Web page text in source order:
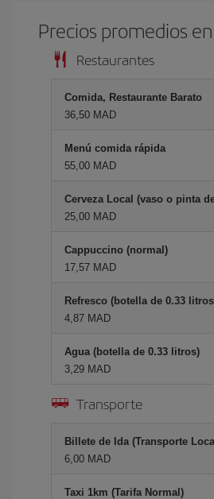
Precios promedios
Restaurantes
Comida, Restaurante Barato
36,50 MAD
Menú comida rápida
55,00 MAD
Cerveza Local (vaso o pinta
25,00 MAD
Cappuccino (normal)
17,57 MAD
Refresco (botella de 0.33
4,87 MAD
Agua (botella de 0.33 litros)
3,29 MAD
Transporte
Billete de Ida (Transporte
6,00 MAD
Taxi 1km (Tarifa Normal)